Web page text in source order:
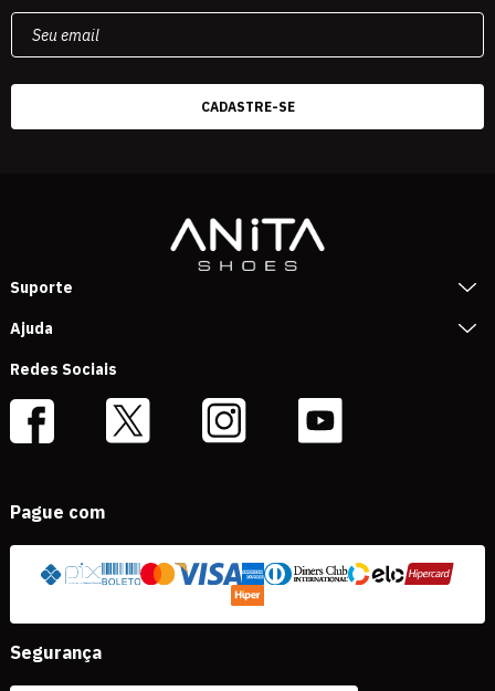
Suporte
Ajuda
Redes Sociais
Pague com
Segurança